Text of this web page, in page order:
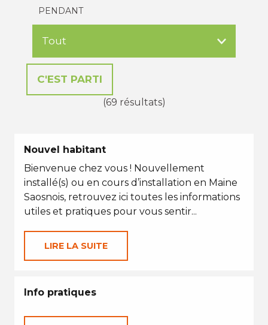
PENDANT
(69 résultats)
Nouvel habitant
Bienvenue chez vous ! Nouvellement
installé(s) ou en cours d’installation en Maine
Saosnois, retrouvez ici toutes les informations
utiles et pratiques pour vous sentir...
LIRE LA SUITE
Info pratiques